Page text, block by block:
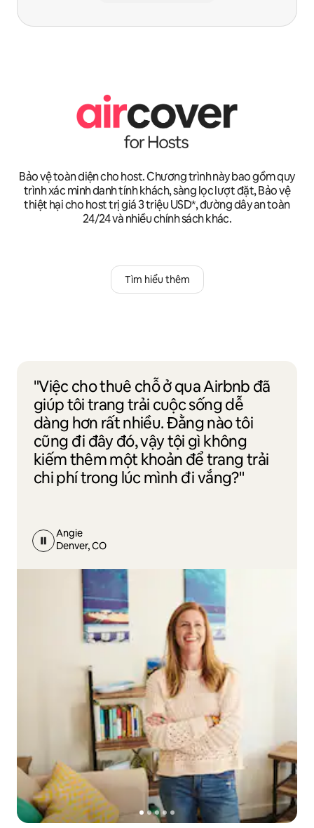
Bảo vệ toàn diện cho host. Chương trình này bao gồm quy
trình xác minh danh tính khách, sàng lọc lượt đặt, Bảo vệ
thiệt hại cho host trị giá 3 triệu USD*, đường dây an toàn
24/24 và nhiều chính sách khác.
Tìm hiểu thêm
"Việc cho thuê chỗ ở qua Airbnb đã
giúp tôi trang trải cuộc sống dễ
dàng hơn rất nhiều. Đằng nào tôi
cũng đi đây đó, vậy tội gì không
kiếm thêm một khoản để trang trải
chi phí trong lúc mình đi vắng?"
Angie
Denver, CO